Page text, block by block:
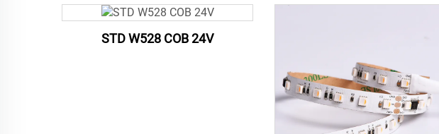
STD W528 COB 24V